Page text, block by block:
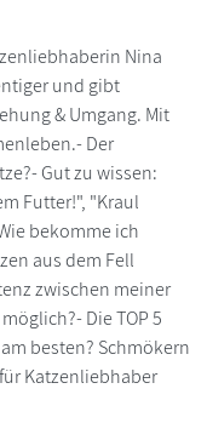
Nina
und gibt
& Umgang. Mit
Der
Gut zu wissen:
Futter!", "Kraul
bekomme ich
aus dem Fell
zwischen meiner
Die TOP 5
besten? Schmökern
Katzenliebhaber